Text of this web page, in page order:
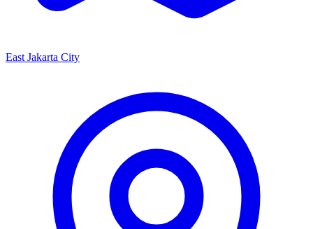
East Jakarta City